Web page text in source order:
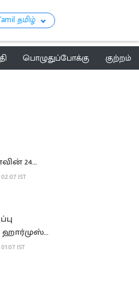
தமிழ்
பொழுதுப்போக்கு
குற்றம்
24
IST
ஹார்முஸ்
IST